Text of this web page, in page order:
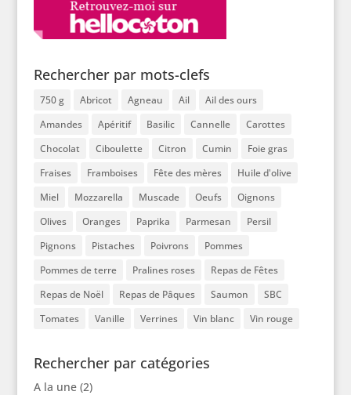
Rechercher par mots-clefs
750 g Abricot Agneau Ail
Ail des ours
Amandes
Apéritif Basilic Cannelle
Carottes
Chocolat
Ciboulette Citron Cumin
Foie gras
Fraises
Framboises Fête des mères
Huile d'olive
Miel
Mozzarella Muscade Oeufs
Oignons
Olives
Oranges Paprika Parmesan
Persil
Pignons
Pistaches Poivrons
Pommes
Pommes de terre
Pralines roses
Repas de Fêtes
Repas de Noël
Repas de Pâques Saumon
SBC
Tomates
Vanille Verrines Vin blanc Vin rouge
Rechercher par catégories
A la une(2)